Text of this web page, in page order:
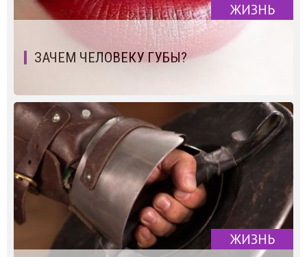
ЖИЗНЬ
ЗАЧЕМ ЧЕЛОВЕКУ ГУБЫ?
ЖИЗНЬ